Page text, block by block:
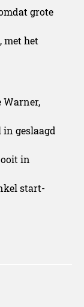
grote
met het
Warner,
in geslaagd
in
start-